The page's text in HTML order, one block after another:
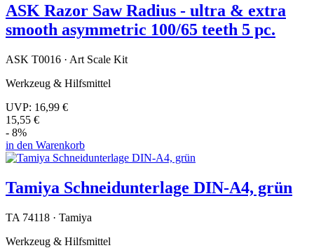
ASK Razor Saw Radius - ultra & extra
smooth asymmetric 100/65 teeth 5 pc.
ASK T0016 · Art Scale Kit
Werkzeug & Hilfsmittel
UVP: 16,99 €
15,55 €
- 8%
in den Warenkorb
Tamiya Schneidunterlage DIN-A4, grün
TA 74118 · Tamiya
Werkzeug & Hilfsmittel